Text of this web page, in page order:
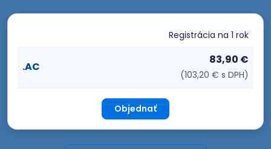
Registrácia na 1 rok
.AC
83,90 €
(103,20 € s DPH)
Objednať